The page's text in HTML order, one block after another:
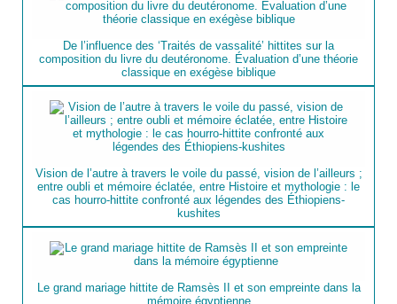
De l’influence des ‘Traités de vassalité’ hittites sur la
composition du livre du deutéronome. Évaluation d’une théorie
classique en exégèse biblique
Vision de l’autre à travers le voile du passé, vision de l’ailleurs ;
entre oubli et mémoire éclatée, entre Histoire et mythologie : le
cas hourro-hittite confronté aux légendes des Éthiopiens-
kushites
Le grand mariage hittite de Ramsès II et son empreinte dans la
mémoire égyptienne